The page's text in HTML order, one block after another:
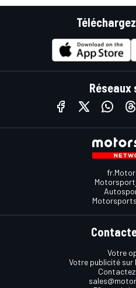
Réseaux
Votre
Votre publicité